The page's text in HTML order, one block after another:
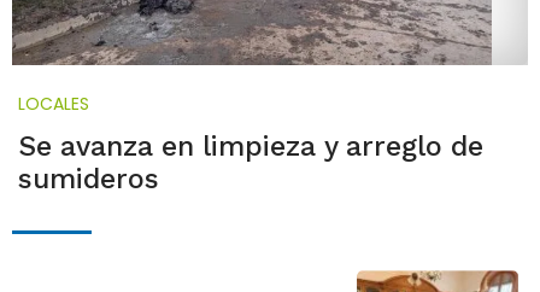
LOCALES
Se avanza en limpieza y arreglo de
sumideros